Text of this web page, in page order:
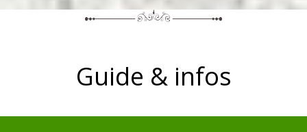
Guide & infos